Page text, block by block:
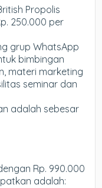
Propolis
250.000 per
grup WhatsApp
bimbingan
materi marketing
seminar dan
adalah sebesar
Rp. 990.000
adalah: